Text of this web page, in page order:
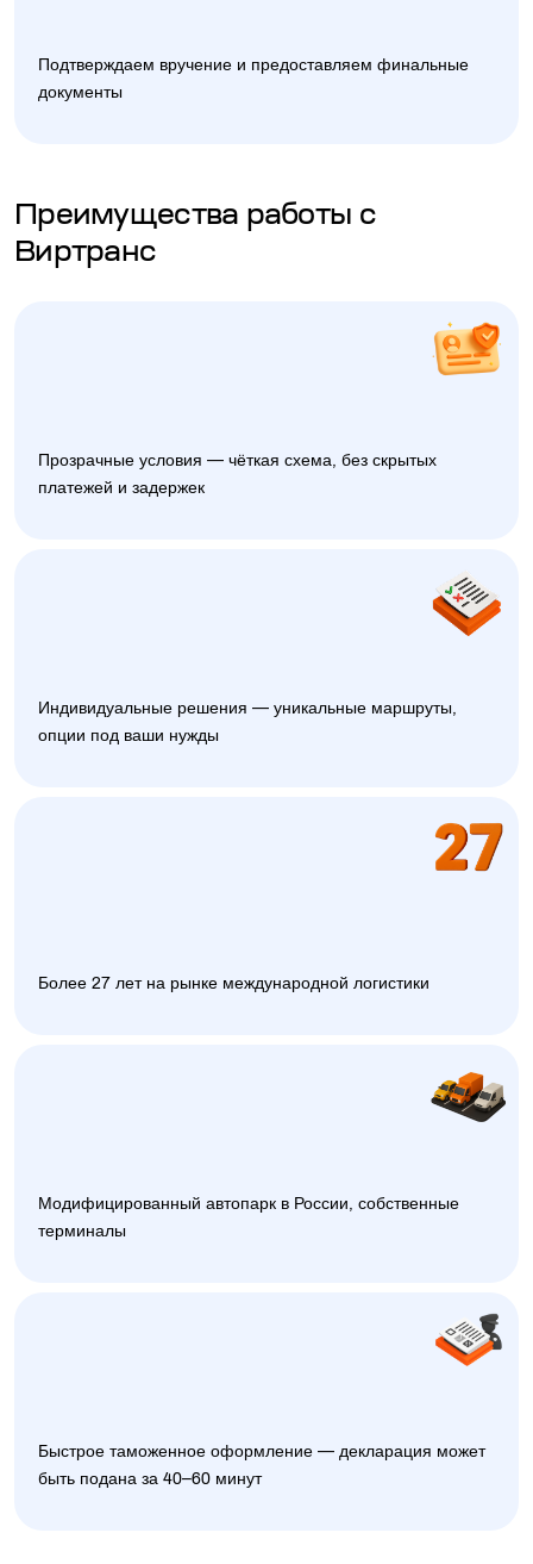
Подтверждаем вручение и предоставляем финальные
документы
Преимущества работы с
Виртранс
Прозрачные условия — чёткая схема, без скрытых
платежей и задержек
Индивидуальные решения — уникальные маршруты,
опции под ваши нужды
Более 27 лет на рынке международной логистики
Модифицированный автопарк в России, собственные
терминалы
Быстрое таможенное оформление — декларация может
быть подана за 40–60 минут